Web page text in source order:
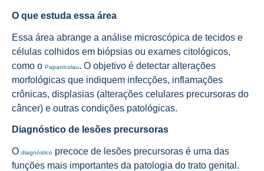
O que estuda essa área
Essa área abrange a análise microscópica de tecidos e
células colhidos em biópsias ou exames citológicos,
como o Papanicolau. O objetivo é detectar alterações
morfológicas que indiquem infecções, inflamações
crônicas, displasias (alterações celulares precursoras do
câncer) e outras condições patológicas.
Diagnóstico de lesões precursoras
O diagnóstico precoce de lesões precursoras é uma das
funções mais importantes da patologia do trato genital.